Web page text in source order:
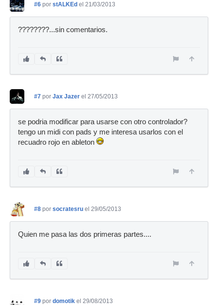
#6 por stALKEd el 21/03/2013
????????...sin comentarios.
#7 por Jax Jazer el 27/05/2013
se podria modificar para usarse con otro controlador?
tengo un midi con pads y me interesa usarlos con el
recuadro rojo en ableton
#8 por socratesru el 29/05/2013
Quien me pasa las dos primeras partes....
#9 por domotik el 29/08/2013